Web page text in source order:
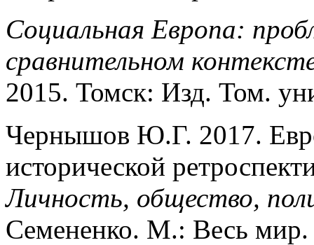
Социальная Европа:
сравнительном
2015. Томск: Изд. Том.
Чернышов Ю.Г. 2017.
исторической
Личность, общество,
Семененко. М.: Весь